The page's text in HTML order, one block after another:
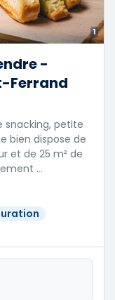
1
-
Ferrand
snacking, petite
bien dispose de
et de 25 m² de
…